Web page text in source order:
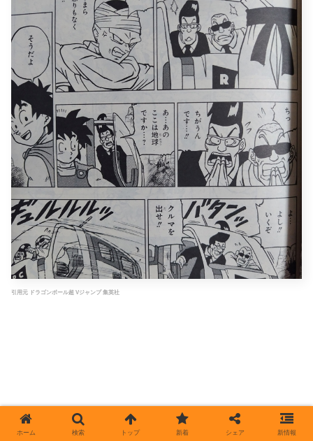
引用元 ドラゴンボール超 Vジャンプ 集英社
ホーム 検索 トップ 新着 シェア 新情報